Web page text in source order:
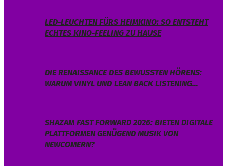
LED-LEUCHTEN FÜRS HEIMKINO: SO ENTSTEHT
ECHTES KINO-FEELING ZU HAUSE
DIE RENAISSANCE DES BEWUSSTEN HÖRENS:
WARUM VINYL UND LEAN BACK LISTENING…
SHAZAM FAST FORWARD 2026: BIETEN DIGITALE
PLATTFORMEN GENÜGEND MUSIK VON
NEWCOMERN?